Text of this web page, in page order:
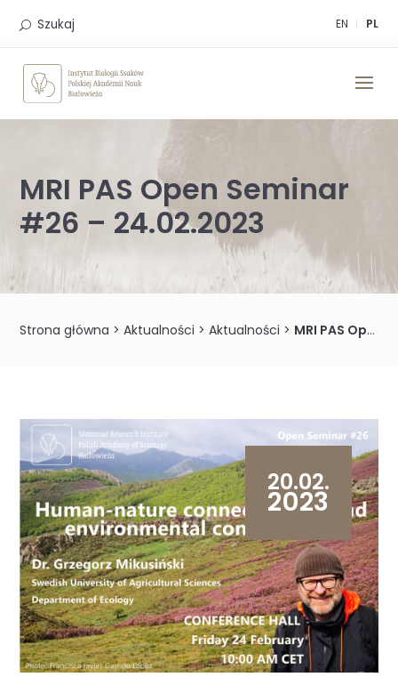
EN PL
Szukaj
MRI PAS Open Seminar
#26 – 24.02.2023
Strona główna >Aktualności >Aktualności > MRI PAS Open Seminar #26 – 24.02.2023
20.02.
2023